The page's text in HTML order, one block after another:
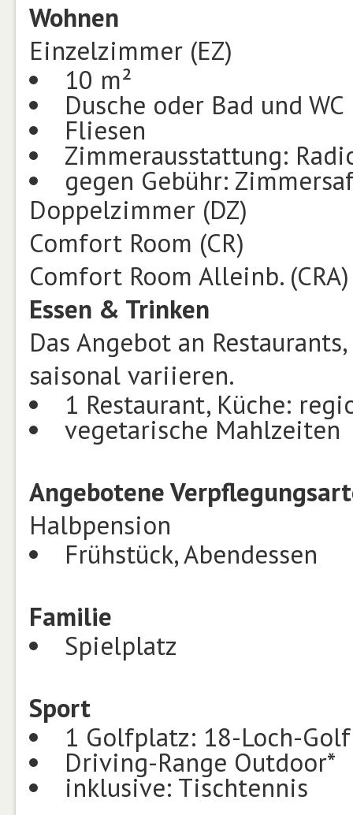
Wohnen
Einzelzimmer (EZ)
10 m²
Dusche oder Bad und WC
Fliesen
Zimmerausstattung:
gegen Gebühr:
Doppelzimmer (DZ)
Comfort Room (CR)
Comfort Room Alleinb. (CRA)
Essen & Trinken
Das Angebot an
saisonal variieren.
1 Restaurant, Küche:
vegetarische Mahlzeiten
Angebotene
Halbpension
Frühstück, Abendessen
Familie
Spielplatz
Sport
1 Golfplatz: 18-Loch-
Driving-Range Outdoor*
inklusive: Tischtennis